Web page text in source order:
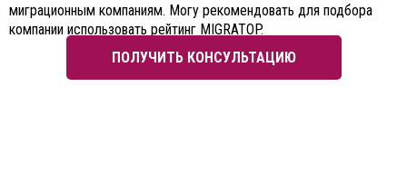
миграционным компаниям. Могу рекомендовать для подбора
компании использовать рейтинг MIGRATOP.
ПОЛУЧИТЬ КОНСУЛЬТАЦИЮ